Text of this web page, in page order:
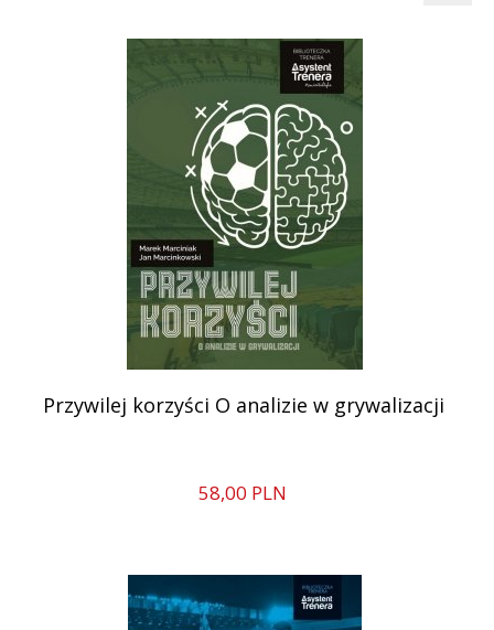
Przywilej korzyści O analizie w grywalizacji
58,00 PLN